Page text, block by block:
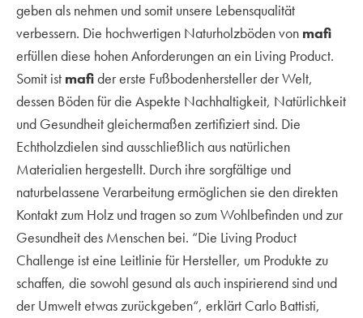
geben als nehmen und somit unsere Lebensqualität
verbessern. Die hochwertigen Naturholzböden von mafi
erfüllen diese hohen Anforderungen an ein Living Product.
Somit ist mafider erste Fußbodenhersteller der Welt,
dessen Böden für die Aspekte Nachhaltigkeit, Natürlichkeit
und Gesundheit gleichermaßen zertifiziert sind. Die
Echtholzdielen sind ausschließlich aus natürlichen
Materialien hergestellt. Durch ihre sorgfältige und
naturbelassene Verarbeitung ermöglichen sie den direkten
Kontakt zum Holz und tragen so zum Wohlbefinden und zur
Gesundheit des Menschen bei. “Die Living Product
Challenge ist eine Leitlinie für Hersteller, um Produkte zu
schaffen, die sowohl gesund als auch inspirierend sind und
der Umwelt etwas zurückgeben“, erklärt Carlo Battisti,